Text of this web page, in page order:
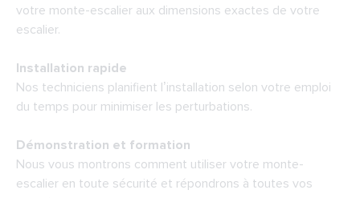
votre monte-escalier aux dimensions exactes de votre
escalier.
Installation rapide
Nos techniciens planifient l’installation selon votre emploi
du temps pour minimiser les perturbations.
Démonstration et formation
Nous vous montrons comment utiliser votre monte-
escalier en toute sécurité et répondrons à toutes vos